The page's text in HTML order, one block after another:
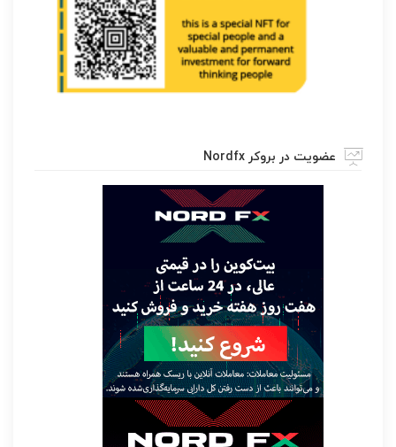
عضویت در بروکر Nordfx